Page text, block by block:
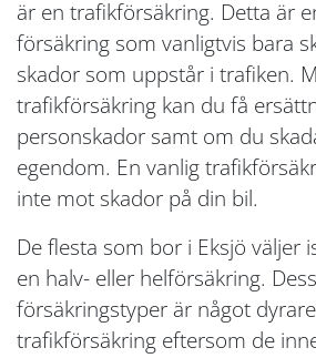
är en trafikförsäkring. Detta är
försäkring som vanligtvis bara
skador som uppstår i trafiken.
trafikförsäkring kan du få
personskador samt om du
egendom. En vanlig
inte mot skador på din bil.
De flesta som bor i Eksjö väljer
en halv- eller helförsäkring.
försäkringstyper är något
trafikförsäkring eftersom de